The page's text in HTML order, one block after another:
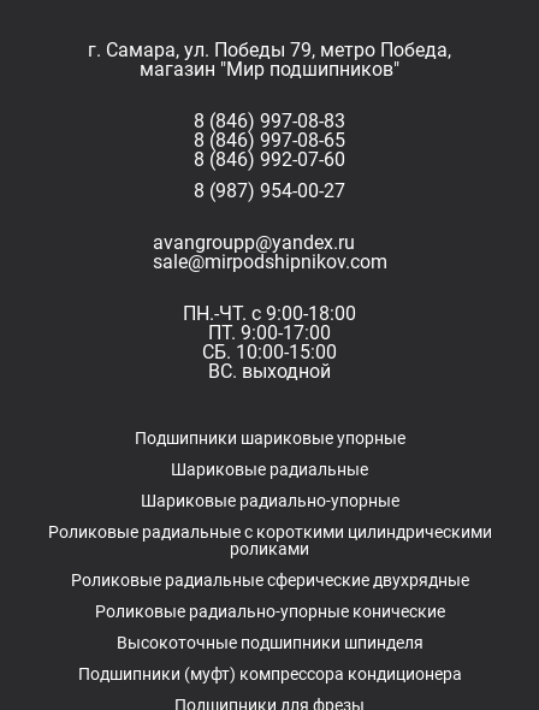
г. Самара, ул. Победы 79, метро Победа,
магазин "Мир подшипников"
8 (846) 997-08-83
8 (846) 997-08-65
8 (846) 992-07-60
8 (987) 954-00-27
avangroupp@yandex.ru
sale@mirpodshipnikov.com
ПН.-ЧТ. с 9:00-18:00
ПТ. 9:00-17:00
СБ. 10:00-15:00
ВС. выходной
Подшипники шариковые упорные
Шариковые радиальные
Шариковые радиально-упорные
Роликовые радиальные с короткими цилиндрическими
роликами
Роликовые радиальные сферические двухрядные
Роликовые радиально-упорные конические
Высокоточные подшипники шпинделя
Подшипники (муфт) компрессора кондиционера
Подшипники для фрезы